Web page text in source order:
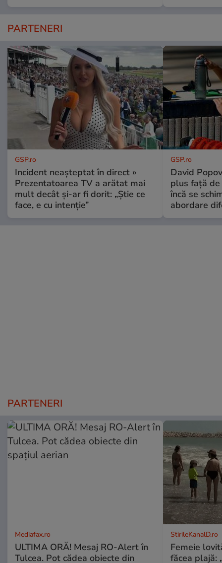
PARTENERI
GSP.ro
Incident neașteptat în direct »
Prezentatoarea TV a arătat mai
mult decât și-ar fi dorit: „Știe ce
face, e cu intenție”
GSP.ro
David
plus față de
încă se
abordare
PARTENERI
Mediafax.ro
ULTIMA ORĂ! Mesaj RO-Alert în
Tulcea. Pot cădea obiecte din
StirileKanalD.ro
Femeie
făcea plajă: